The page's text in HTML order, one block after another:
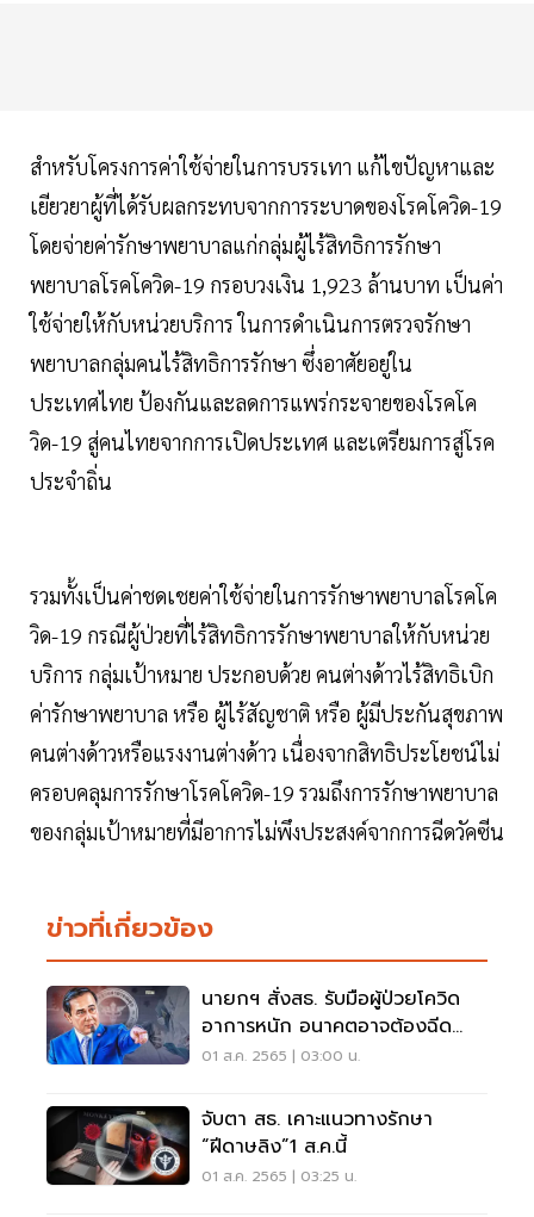
สำหรับโครงการค่าใช้จ่ายในการบรรเทา แก้ไขปัญหาและ
เยียวยาผู้ที่ได้รับผลกระทบจากการระบาดของโรคโควิด-19
โดยจ่ายค่ารักษาพยาบาลแก่กลุ่มผู้ไร้สิทธิการรักษา
พยาบาลโรคโควิด-19 กรอบวงเงิน 1,923 ล้านบาท เป็นค่า
ใช้จ่ายให้กับหน่วยบริการ ในการดำเนินการตรวจรักษา
พยาบาลกลุ่มคนไร้สิทธิการรักษา ซึ่งอาศัยอยู่ใน
ประเทศไทย ป้องกันและลดการแพร่กระจายของโรคโค
วิด-19 สู่คนไทยจากการเปิดประเทศ และเตรียมการสู่โรค
ประจำถิ่น
รวมทั้งเป็นค่าชดเชยค่าใช้จ่ายในการรักษาพยาบาลโรคโค
วิด-19 กรณีผู้ป่วยที่ไร้สิทธิการรักษาพยาบาลให้กับหน่วย
บริการ กลุ่มเป้าหมาย ประกอบด้วย คนต่างด้าวไร้สิทธิเบิก
ค่ารักษาพยาบาล หรือ ผู้ไร้สัญชาติ หรือ ผู้มีประกันสุขภาพ
คนต่างด้าวหรือแรงงานต่างด้าว เนื่องจากสิทธิประโยชน์ไม่
ครอบคลุมการรักษาโรคโควิด-19 รวมถึงการรักษาพยาบาล
ของกลุ่มเป้าหมายที่มีอาการไม่พึงประสงค์จากการฉีดวัคซีน
ข่าวที่เกี่ยวข้อง
นายกฯ สั่งสธ. รับมือผู้ป่วยโควิด
อาการหนัก อนาคตอาจต้องฉีด
วัคซีนทุกปี
01 ส.ค. 2565 | 03:00 น.
จับตา สธ. เคาะแนวทางรักษา
“ฝีดาษลิง”1 ส.ค.นี้
01 ส.ค. 2565 | 03:25 น.